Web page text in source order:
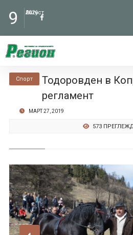
9 Август
2026
Спорт
Тодоровден в
регламент
МАРТ 27, 2019
573